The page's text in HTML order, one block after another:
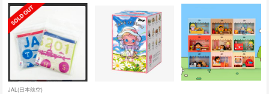
JAL(日本航空)